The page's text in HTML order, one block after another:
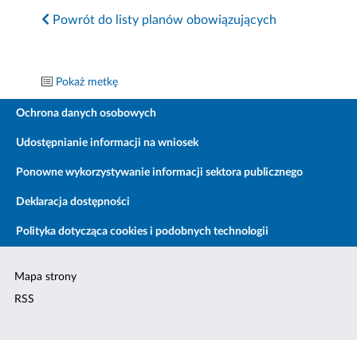
Powrót do listy planów obowiązujących
Pokaż metkę
Ochrona danych osobowych
Udostępnianie informacji na wniosek
Ponowne wykorzystywanie informacji sektora publicznego
Deklaracja dostępności
Polityka dotycząca cookies i podobnych technologii
Mapa strony
RSS